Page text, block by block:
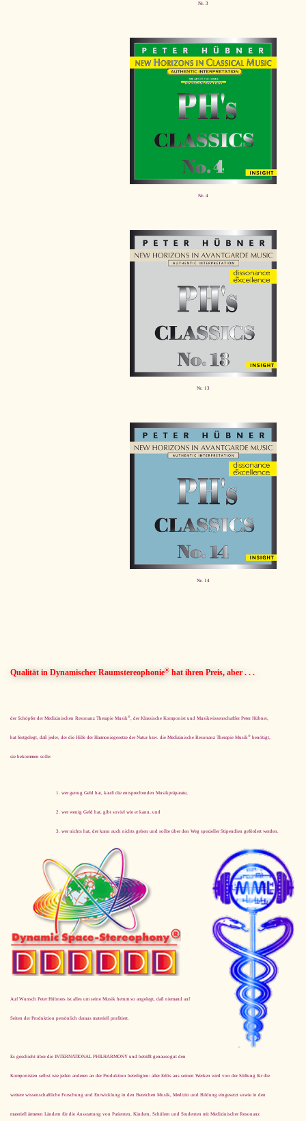
Nr. 3
Nr. 4
Nr. 13
Nr. 14
Qualität in Dynamischer Raumstereophonie® hat ihren Preis, aber . . .
der Schöpfer der Medizinischen Resonanz Therapie Musik®, der Klassische Komponist und Musikwissenschaftler Peter Hübner,
hat festgelegt, daß jeder, der die Hilfe der Harmoniegesetze der Natur bzw. die Medizinische Resonanz Therapie Musik® benötigt,
sie bekommen solle:
wer genug Geld hat, kauft die entsprechenden Musikpräparate,
wer wenig Geld hat, gibt soviel wie er kann, und
wer nichts hat, der kann auch nichts geben und sollte über den Weg spezieller Stipendien gefördert werden.
Auf Wunsch Peter Hübners ist alles um seine Musik herum so angelegt, daß niemand auf
Seiten der Produktion persönlich daraus materiell profitiert.
Es geschieht über die INTERNATIONAL PHILHARMONY und betrifft ge­nau­so­gut den
Komponisten selbst wie jeden anderen an der Produktion beteiligten: aller Erlös aus seinen Werken wird von der Stiftung für die
weitere wissenschaftliche Forschung und Entwicklung in den Bereichen Musik, Medizin und Bildung eingesetzt sowie in den
materiell ärmeren Ländern für die Ausstattung von Patienten, Kindern, Schülern und Studenten mit Medizinischer Resonanz